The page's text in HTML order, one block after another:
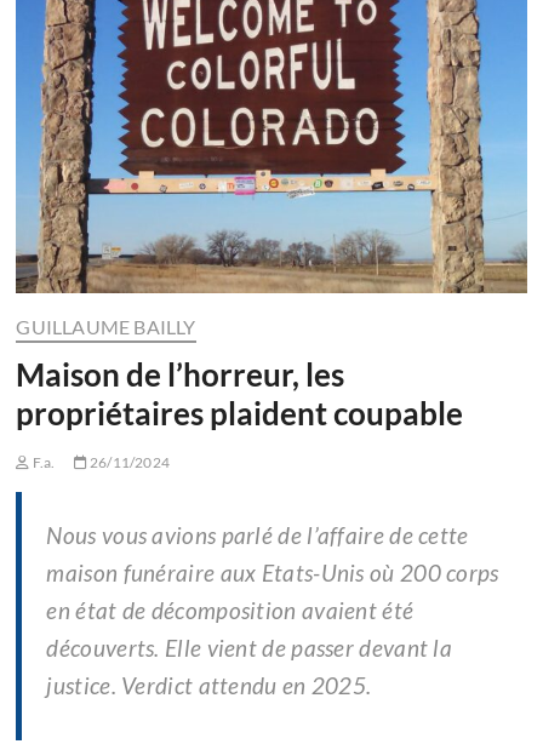
GUILLAUME BAILLY
Maison de l’horreur, les
propriétaires plaident coupable
F.a. 26/11/2024
Nous vous avions parlé de l’affaire de cette
maison funéraire aux Etats-Unis où 200 corps
en état de décomposition avaient été
découverts. Elle vient de passer devant la
justice. Verdict attendu en 2025.